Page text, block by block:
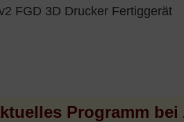
FGD 3D Drucker Fertiggerät
Programm bei